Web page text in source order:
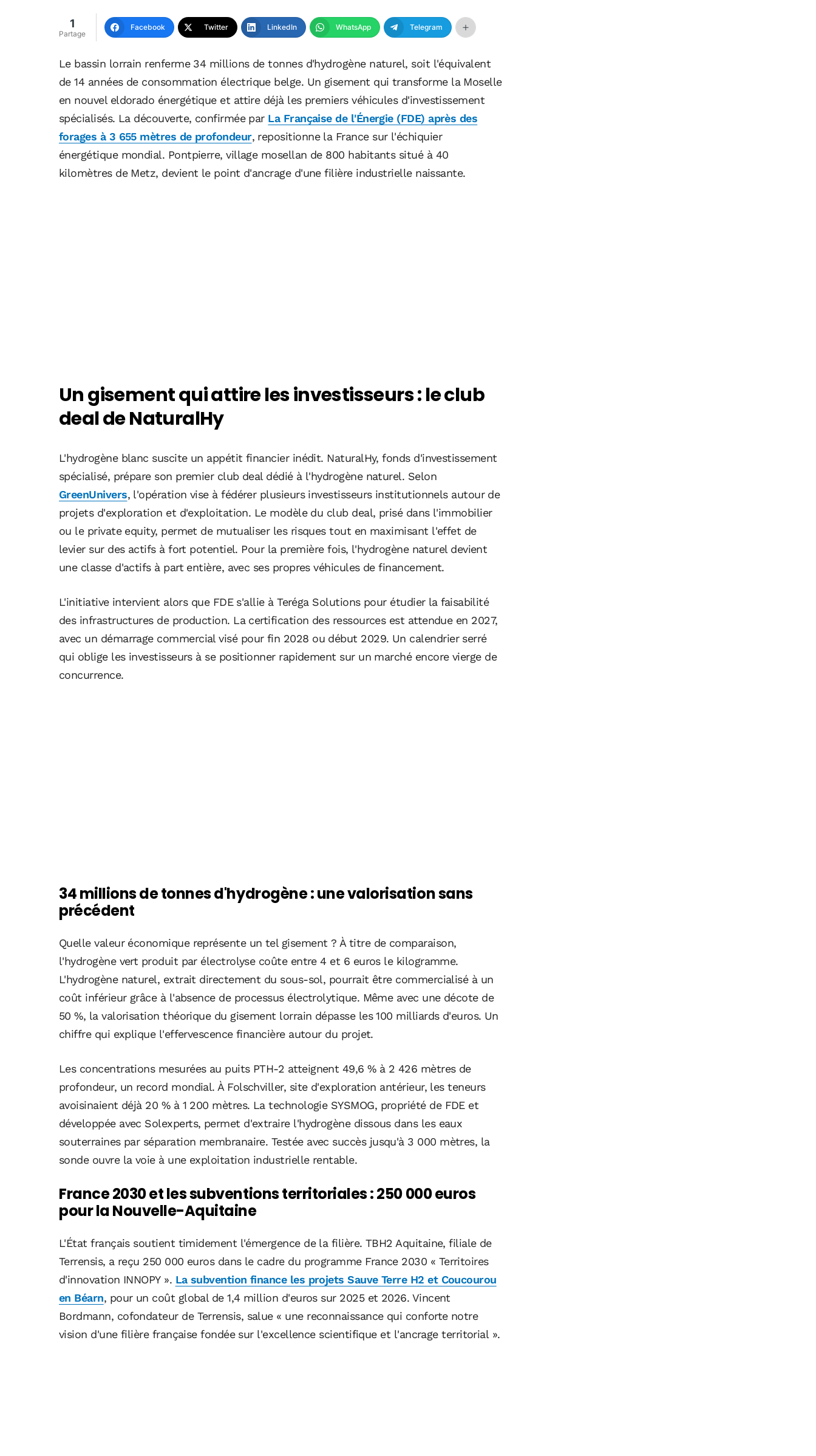
1
Partage
Facebook Twitter LinkedIn WhatsApp Telegram
Le bassin lorrain renferme 34 millions de tonnes d'hydrogène naturel, soit l'équivalent
de 14 années de consommation électrique belge. Un gisement qui transforme la Moselle
en nouvel eldorado énergétique et attire déjà les premiers véhicules d'investissement
spécialisés. La découverte, confirmée par La Française de l'Énergie (FDE) après des
forages à 3 655 mètres de profondeur, repositionne la France sur l'échiquier
énergétique mondial. Pontpierre, village mosellan de 800 habitants situé à 40
kilomètres de Metz, devient le point d'ancrage d'une filière industrielle naissante.
Un gisement qui attire les investisseurs : le club
deal de NaturalHy
L'hydrogène blanc suscite un appétit financier inédit. NaturalHy, fonds d'investissement
spécialisé, prépare son premier club deal dédié à l'hydrogène naturel. Selon
GreenUnivers, l'opération vise à fédérer plusieurs investisseurs institutionnels autour de
projets d'exploration et d'exploitation. Le modèle du club deal, prisé dans l'immobilier
ou le private equity, permet de mutualiser les risques tout en maximisant l'effet de
levier sur des actifs à fort potentiel. Pour la première fois, l'hydrogène naturel devient
une classe d'actifs à part entière, avec ses propres véhicules de financement.
L'initiative intervient alors que FDE s'allie à Teréga Solutions pour étudier la faisabilité
des infrastructures de production. La certification des ressources est attendue en 2027,
avec un démarrage commercial visé pour fin 2028 ou début 2029. Un calendrier serré
qui oblige les investisseurs à se positionner rapidement sur un marché encore vierge de
concurrence.
34 millions de tonnes d'hydrogène : une valorisation sans
précédent
Quelle valeur économique représente un tel gisement ? À titre de comparaison,
l'hydrogène vert produit par électrolyse coûte entre 4 et 6 euros le kilogramme.
L'hydrogène naturel, extrait directement du sous-sol, pourrait être commercialisé à un
coût inférieur grâce à l'absence de processus électrolytique. Même avec une décote de
50 %, la valorisation théorique du gisement lorrain dépasse les 100 milliards d'euros. Un
chiffre qui explique l'effervescence financière autour du projet.
Les concentrations mesurées au puits PTH-2 atteignent 49,6 % à 2 426 mètres de
profondeur, un record mondial. À Folschviller, site d'exploration antérieur, les teneurs
avoisinaient déjà 20 % à 1 200 mètres. La technologie SYSMOG, propriété de FDE et
développée avec Solexperts, permet d'extraire l'hydrogène dissous dans les eaux
souterraines par séparation membranaire. Testée avec succès jusqu'à 3 000 mètres, la
sonde ouvre la voie à une exploitation industrielle rentable.
France 2030 et les subventions territoriales : 250 000 euros
pour la Nouvelle-Aquitaine
L'État français soutient timidement l'émergence de la filière. TBH2 Aquitaine, filiale de
Terrensis, a reçu 250 000 euros dans le cadre du programme France 2030 « Territoires
d'innovation INNOPY ». La subvention finance les projets Sauve Terre H2 et Coucourou
en Béarn, pour un coût global de 1,4 million d'euros sur 2025 et 2026. Vincent
Bordmann, cofondateur de Terrensis, salue « une reconnaissance qui conforte notre
vision d'une filière française fondée sur l'excellence scientifique et l'ancrage territorial ».